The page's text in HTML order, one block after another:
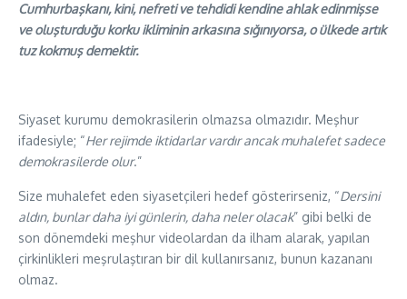
Cumhurbaşkanı, kini, nefreti ve tehdidi kendine ahlak edinmişse
ve oluşturduğu korku ikliminin arkasına sığınıyorsa, o ülkede artık
tuz kokmuş demektir.
Siyaset kurumu demokrasilerin olmazsa olmazıdır. Meşhur
ifadesiyle; “Her rejimde iktidarlar vardır ancak muhalefet sadece
demokrasilerde olur.”
Size muhalefet eden siyasetçileri hedef gösterirseniz, “Dersini
aldın, bunlar daha iyi günlerin, daha neler olacak” gibi belki de
son dönemdeki meşhur videolardan da ilham alarak, yapılan
çirkinlikleri meşrulaştıran bir dil kullanırsanız, bunun kazananı
olmaz.